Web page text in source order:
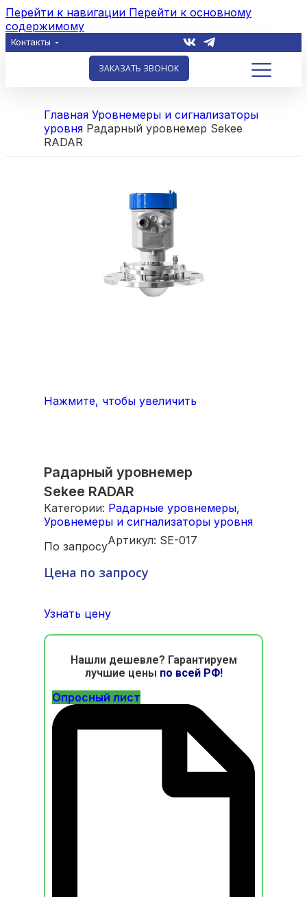
Перейти к навигации Перейти к основному
содержимому
Контакты
ЗАКАЗАТЬ ЗВОНОК
Главная Уровнемеры и сигнализаторы
уровня Радарный уровнемер Sekee
RADAR
Нажмите, чтобы увеличить
Радарный уровнемер
Sekee RADAR
Категории: Радарные уровнемеры,
Уровнемеры и сигнализаторы уровня
По запросуАртикул: SE-017
Цена по запросу
Узнать цену
Нашли дешевле? Гарантируем
лучшие цены по всей РФ!
Опросный лист